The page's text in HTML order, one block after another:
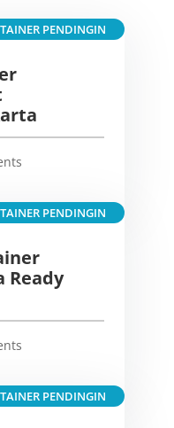
PENDINGIN
Ready
PENDINGIN
PENDINGIN